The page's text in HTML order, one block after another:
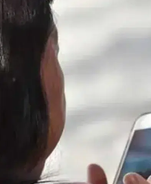
Çorum
Denizli
Diyarbakır
Edirne